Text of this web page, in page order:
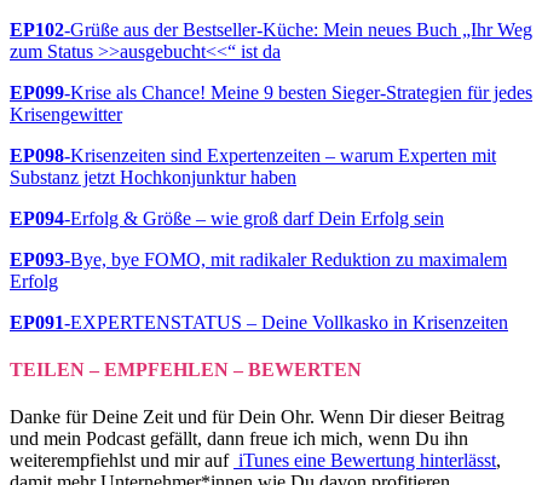
EP102-Grüße aus der Bestseller-Küche: Mein neues Buch „Ihr Weg
zum Status >>ausgebucht<<“ ist da
EP099-Krise als Chance! Meine 9 besten Sieger-Strategien für jedes
Krisengewitter
EP098-Krisenzeiten sind Expertenzeiten – warum Experten mit
Substanz jetzt Hochkonjunktur haben
EP094-Erfolg & Größe – wie groß darf Dein Erfolg sein
EP093-Bye, bye FOMO, mit radikaler Reduktion zu maximalem
Erfolg
EP091-EXPERTENSTATUS – Deine Vollkasko in Krisenzeiten
TEILEN – EMPFEHLEN – BEWERTEN
Danke für Deine Zeit und für Dein Ohr. Wenn Dir dieser Beitrag
und mein Podcast gefällt, dann freue ich mich, wenn Du ihn
weiterempfiehlst und mir auf iTunes eine Bewertung hinterlässt,